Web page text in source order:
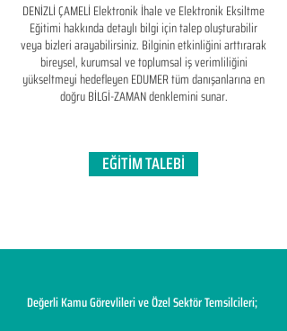
DENİZLİ ÇAMELİ Elektronik İhale ve Elektronik Eksiltme
Eğitimi hakkında detaylı bilgi için talep oluşturabilir
veya bizleri arayabilirsiniz. Bilginin etkinliğini arttırarak
bireysel, kurumsal ve toplumsal iş verimliliğini
yükseltmeyi hedefleyen​ EDUMER tüm danışanlarına en
doğru BİLGİ-ZAMAN denklemini sunar.
EĞİTİM TALEBİ
Değerli Kamu Görevlileri ve Özel Sektör Temsilcileri;